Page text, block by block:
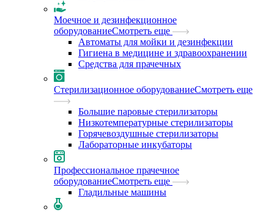
Моечное и дезинфекционное
оборудованиеСмотреть еще
Автоматы для мойки и дезинфекции
Гигиена в медицине и здравоохранении
Средства для прачечных
Стерилизационное оборудованиеСмотреть еще
Большие паровые стерилизаторы
Низкотемпературные стерилизаторы
Горячевоздушные стерилизаторы
Лабораторные инкубаторы
Профессиональное прачечное
оборудованиеСмотреть еще
Гладильные машины